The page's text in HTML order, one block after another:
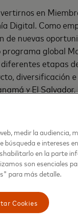
en
Digital. Como
nuevas
programa global
etapas
diversificación e
y El Salvador.
miembro aliado
API y co-fundador
nuestra
a la innovación
la
y 50 millones
medir la audiencia,
e intereses
en la parte
son esenciales
para más detalle.
Cookies